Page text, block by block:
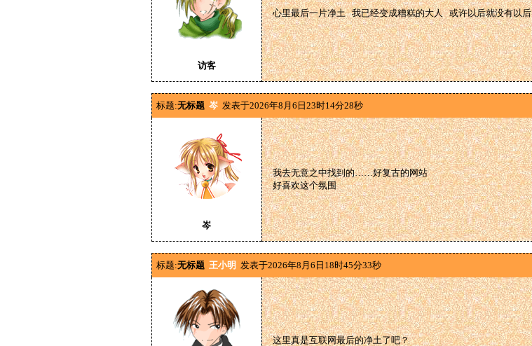
访客
心里最后一片净土 我已经变成糟糕的大人 或许以后就没有以后
标题:无标题 岑 发表于2026年8月6日23时14分28秒
岑
我去无意之中找到的……好复古的网站
好喜欢这个氛围
标题:无标题 王小明 发表于2026年8月6日18时45分33秒
这里真是互联网最后的净土了吧？